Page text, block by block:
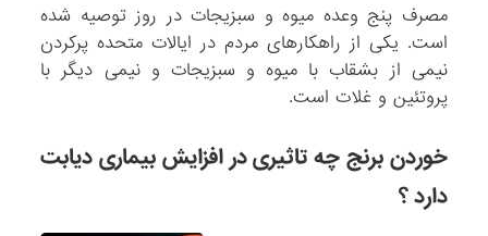
مصرف پنج وعده میوه و سبزیجات در روز توصیه شده
است. یکی از راهکارهای مردم در ایالات متحده پرکردن
نیمی از بشقاب با میوه و سبزیجات و نیمی دیگر با
پروتئین و غلات است.
خوردن برنج چه تاثیری در افزایش بیماری دیابت
دارد ؟